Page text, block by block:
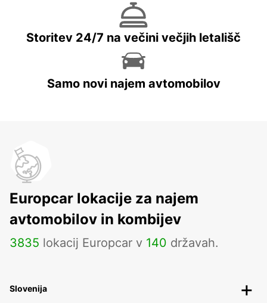
Storitev 24/7 na večini večjih letališč
Samo novi najem avtomobilov
Europcar lokacije za najem
avtomobilov in kombijev
3835 lokacij Europcar v 140 državah.
Slovenija